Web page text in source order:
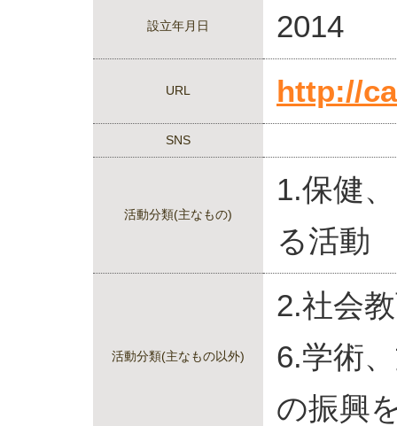
設立年月日 2014
URL http://
SNS
活動分類(主なもの)
1.保健
る活動
活動分類(主なもの以外)
2.社会
6.学術
の振興